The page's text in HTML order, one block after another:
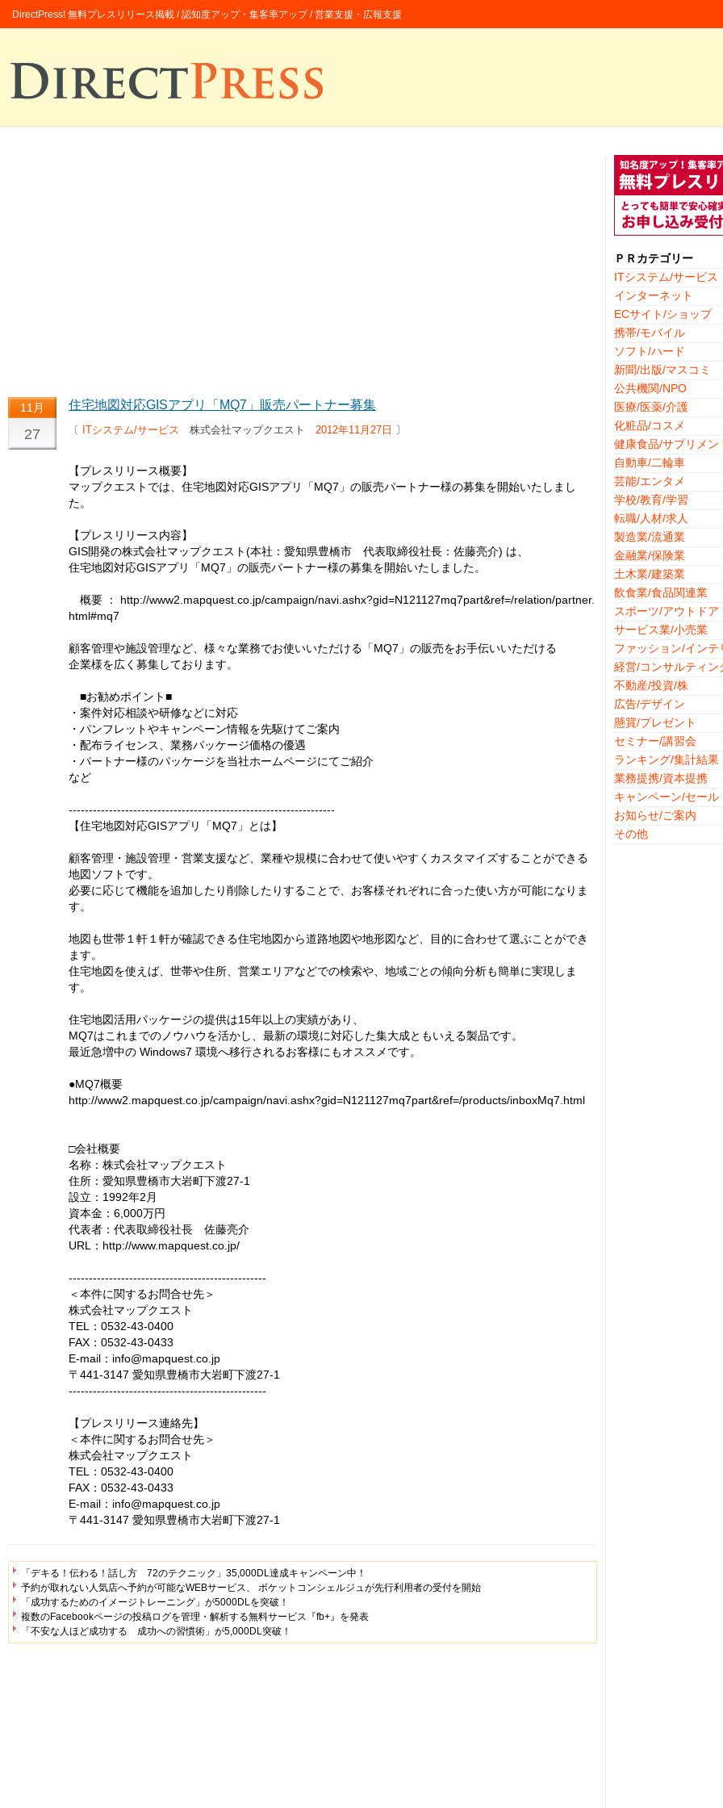
DirectPress! 無料プレスリリース掲載 / 認知度アップ・集客率アップ / 営業支援・広報支援
11月
27
住宅地図対応GISアプリ「MQ7」販売パートナー募集
〔 ITシステム/サービス 株式会社マップクエスト 2012年11月27日 〕
【プレスリリース概要】
マップクエストでは、住宅地図対応GISアプリ「MQ7」の販売パートナー様の募集を開始いたしまし
た。
【プレスリリース内容】
GIS開発の株式会社マップクエスト(本社：愛知県豊橋市 代表取締役社長：佐藤亮介) は、
住宅地図対応GISアプリ「MQ7」の販売パートナー様の募集を開始いたしました。
概要 ： http://www2.mapquest.co.jp/campaign/navi.ashx?gid=N121127mq7part&ref=/relation/partner.
html#mq7
顧客管理や施設管理など、様々な業務でお使いいただける「MQ7」の販売をお手伝いいただける
企業様を広く募集しております。
■お勧めポイント■
・案件対応相談や研修などに対応
・パンフレットやキャンペーン情報を先駆けてご案内
・配布ライセンス、業務パッケージ価格の優遇
・パートナー様のパッケージを当社ホームページにてご紹介
など
------------------------------------------------------------------
【住宅地図対応GISアプリ「MQ7」とは】
顧客管理・施設管理・営業支援など、業種や規模に合わせて使いやすくカスタマイズすることができる
地図ソフトです。
必要に応じて機能を追加したり削除したりすることで、お客様それぞれに合った使い方が可能になりま
す。
地図も世帯１軒１軒が確認できる住宅地図から道路地図や地形図など、目的に合わせて選ぶことができ
ます。
住宅地図を使えば、世帯や住所、営業エリアなどでの検索や、地域ごとの傾向分析も簡単に実現しま
す。
住宅地図活用パッケージの提供は15年以上の実績があり、
MQ7はこれまでのノウハウを活かし、最新の環境に対応した集大成ともいえる製品です。
最近急増中の Windows7 環境へ移行されるお客様にもオススメです。
●MQ7概要
http://www2.mapquest.co.jp/campaign/navi.ashx?gid=N121127mq7part&ref=/products/inboxMq7.html
□会社概要
名称：株式会社マップクエスト
住所：愛知県豊橋市大岩町下渡27-1
設立：1992年2月
資本金：6,000万円
代表者：代表取締役社長 佐藤亮介
URL：http://www.mapquest.co.jp/
-------------------------------------------------
＜本件に関するお問合せ先＞
株式会社マップクエスト
TEL：0532-43-0400
FAX：0532-43-0433
E-mail：info@mapquest.co.jp
〒441-3147 愛知県豊橋市大岩町下渡27-1
-------------------------------------------------
【プレスリリース連絡先】
＜本件に関するお問合せ先＞
株式会社マップクエスト
TEL：0532-43-0400
FAX：0532-43-0433
E-mail：info@mapquest.co.jp
〒441-3147 愛知県豊橋市大岩町下渡27-1
「デキる！伝わる！話し方 72のテクニック」35,000DL達成キャンペーン中！
予約が取れない人気店へ予約が可能なWEBサービス、 ポケットコンシェルジュが先行利用者の受付を開始
「成功するためのイメージトレーニング」が5000DLを突破！
複数のFacebookページの投稿ログを管理・解析する無料サービス『fb+』を発表
「不安な人ほど成功する 成功への習慣術」が5,000DL突破！
ＰＲカテゴリー
ITシステム/サービス
インターネット
ECサイト/ショップ
携帯/モバイル
ソフト/ハード
新聞/出版/マスコミ
公共機関/NPO
医療/医薬/介護
化粧品/コスメ
健康食品/サプリメン
自動車/二輪車
芸能/エンタメ
学校/教育/学習
転職/人材/求人
製造業/流通業
金融業/保険業
土木業/建築業
飲食業/食品関連業
スポーツ/アウトドア
サービス業/小売業
ファッション/インテ
経営/コンサルティン
不動産/投資/株
広告/デザイン
懸賞/プレゼント
セミナー/講習会
ランキング/集計結果
業務提携/資本提携
キャンペーン/セール
お知らせ/ご案内
その他